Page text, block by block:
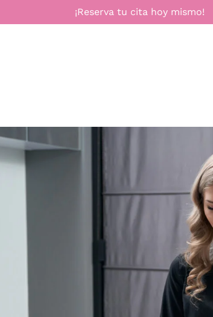
¡Reserva tu cita hoy mismo!